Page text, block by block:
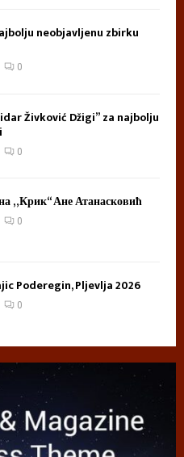
neobjavljenu zbirku
0
Živković Džigi” za najbolju
0
„Крик“ Ане Атанасковић
0
Poderegin, Pljevlja 2026
0